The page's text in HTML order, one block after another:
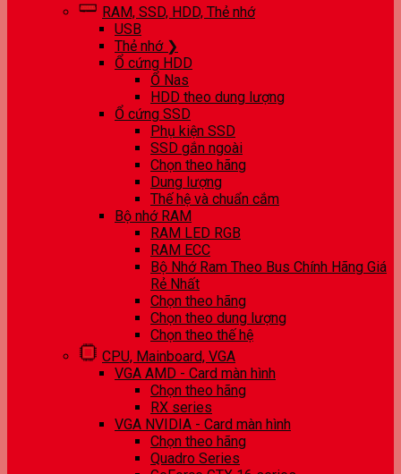
RAM, SSD, HDD, Thẻ nhớ
USB
Thẻ nhớ ❯
Ổ cứng HDD
Ổ Nas
HDD theo dung lượng
Ổ cứng SSD
Phụ kiện SSD
SSD gắn ngoài
Chọn theo hãng
Dung lượng
Thế hệ và chuẩn cắm
Bộ nhớ RAM
RAM LED RGB
RAM ECC
Bộ Nhớ Ram Theo Bus Chính Hãng Giá
Rẻ Nhất
Chọn theo hãng
Chọn theo dung lượng
Chọn theo thế hệ
CPU, Mainboard, VGA
VGA AMD - Card màn hình
Chọn theo hãng
RX series
VGA NVIDIA - Card màn hình
Chọn theo hãng
Quadro Series